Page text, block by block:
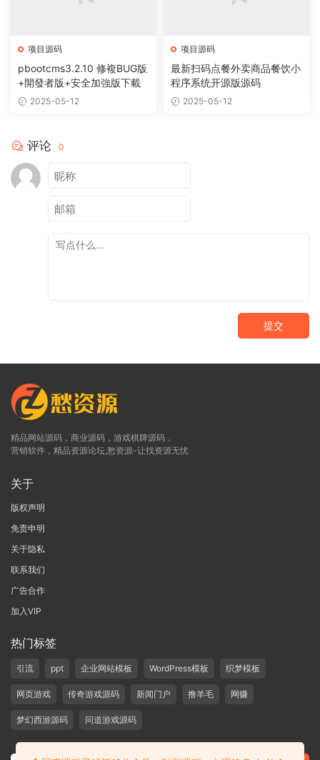
项目源码
pbootcms3.2.10 修複BUG版
+開發者版+安全加強版下載
2025-05-12
项目源码
最新扫码点餐外卖商品餐饮小
程序系统开源版源码
2025-05-12
评论 0
提交
精品网站源码，商业源码，游戏棋牌源码，
营销软件，精品资源论坛,愁资源-让找资源无忧
关于
版权声明
免责申明
关于隐私
联系我们
广告合作
加入VIP
热门标签
引流 ppt 企业网站模板 WordPress模板 织梦模板
网页游戏 传奇游戏源码 新闻门户 撸羊毛 网赚
梦幻西游源码 问道游戏源码